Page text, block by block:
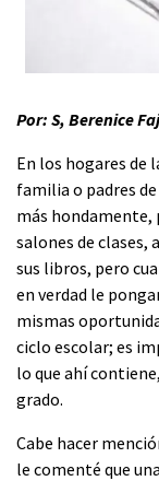
Por: S, Berenice
En los hogares de
familia o padres
más hondamente,
salones de clases,
sus libros, pero
en verdad le
mismas
ciclo escolar; es
lo que ahí
grado.
Cabe hacer
le comenté que